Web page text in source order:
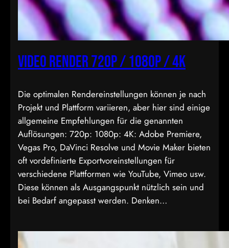
Video Render 720p / 1080p / 4k
Die optimalen Rendereinstellungen können je nach
Projekt und Plattform variieren, aber hier sind einige
allgemeine Empfehlungen für die genannten
Auflösungen: 720p: 1080p: 4K: Adobe Premiere,
Vegas Pro, DaVinci Resolve und Movie Maker bieten
oft vordefinierte Exportvoreinstellungen für
verschiedene Plattformen wie YouTube, Vimeo usw.
Diese können als Ausgangspunkt nützlich sein und
bei Bedarf angepasst werden. Denken…